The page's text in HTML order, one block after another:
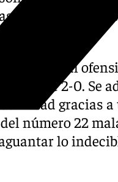
maneras para
potencial
de 2-0. Se
mitad gracias
del número 22
aguantar lo